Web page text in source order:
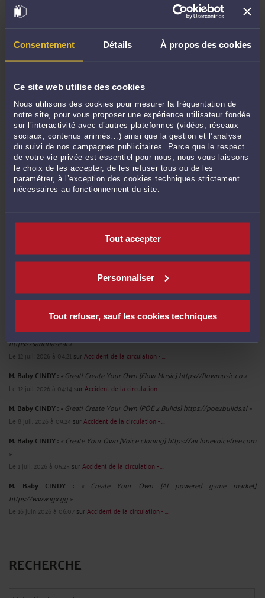
Consentement Détails À propos des cookies
Ce site web utilise des cookies
Nous utilisons des cookies pour mesurer la fréquentation de
notre site, pour vous proposer une expérience utilisateur fondée
sur l’interactivité avec d’autres plateformes (vidéos, réseaux
sociaux, contenus animés…) ainsi que la gestion et l’analyse
du suivi de nos campagnes publicitaires. Parce que le respect
de votre vie privée est essentiel pour nous, nous vous laissons
le choix de les accepter, de les refuser tous ou de les
paramétrer, à l’exception des cookies techniques strictement
nécessaires au fonctionnement du site.
Tout accepter
Personnaliser
Tout refuser, sauf les cookies techniques
du logement selon le Conseil d’Etat
Le 13 juil. 2026 à 10:35
Erreur médicale – Aléa thérapeutique : L’assistance par tierce personne peut
Accident de la route – Dossier Médical – Expertise judiciaire : Un rapport
d'expertise médicale ne peut être communiqué sans l'accord du patient.-Le
Erreur médicale – Perte de chance – AVC : Une faute imputable à un centre
hospitalier doit pouvoir caractériser une perte de chance.-Le 26 juin 2026 à
10:22
Accident de service – Indemnisation – Evaluation des préjudices : La victime
est fondée à solliciter la mise en place d’une expertise judiciaire -Le 22 juin
2026 à 15:15
Accident de la route - Erreur médicale - Assurance : Une expertise médicale
judiciaire peut être demandé même sans expertise amiable préalable.
Voir toutes ses publications
Derniers commentaires
M. Baby CINDY :« Great! Create Your Own [AI agent] https://remio.ai »
Le 15 juil. 2026 à 03:41
sur Accident de la circulation - ...
M. Baby CINDY : « Great! Create Your Own [Agent-native Platform]
https://sandbase.ai »
Le 12 juil. 2026 à 04:21 surAccident de la circulation - ...
M. Baby CINDY :« Great! Create Your Own [Flow Music] https://flowmusic.co »
Le 12 juil. 2026 à 04:14 surAccident de la circulation - ...
M. Baby CINDY :« Great! Create Your Own [POE 2 Builds] https://poe2builds.ai »
Le 8 juil. 2026 à 09:24 surAccident de la circulation - ...
M. Baby CINDY :« Create Your Own [Voice cloning] https://aiclonevoicefree.com
»
Le 1 juil. 2026 à 05:25 surAccident de la circulation - ...
M. Baby CINDY :
« Create Your Own [AI powered game market]
https://www.igx.gg »
Le 16 juin 2026 à 06:07surAccident de la circulation - ...
RECHERCHE